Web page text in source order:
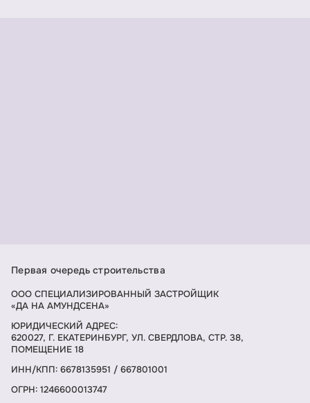
Первая очередь строительства
ООО СПЕЦИАЛИЗИРОВАННЫЙ ЗАСТРОЙЩИК
«ДА НА АМУНДСЕНА»
ЮРИДИЧЕСКИЙ АДРЕС:
620027, Г. ЕКАТЕРИНБУРГ, УЛ. СВЕРДЛОВА, СТР. 38,
ПОМЕЩЕНИЕ 18
ИНН/КПП: 6678135951 / 667801001
ОГРН: 1246600013747